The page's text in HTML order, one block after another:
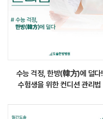
수능 걱정, 한방(韓方)에 덜다!
수험생을 위한 컨디션 관리법